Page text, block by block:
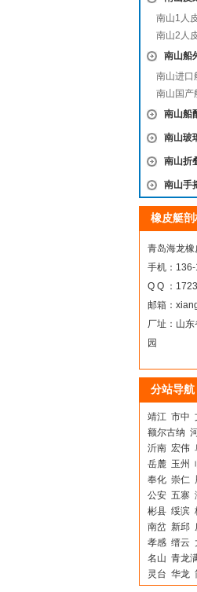
南山1人
南山2人
南山船
南山进口
南山国产
南山船
南山玻
南山折
南山手
橡皮艇剖
青岛海龙橡
手机：
Q Q ：
邮箱：
厂址：山
园
分站导航
靖江 市中
额尔古纳
沂南 宏伟
岳麓 玉州
奉化 崇仁
公安 五寨
彬县 绥滨
南岔 新邱
孝感 缙云
名山 青龙
灵台 华龙